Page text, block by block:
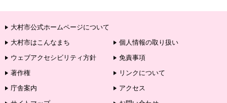
大村市公式ホームページについて
大村市はこんなまち
個人情報の取り扱い
ウェブアクセシビリティ方針
免責事項
著作権
リンクについて
庁舎案内
アクセス